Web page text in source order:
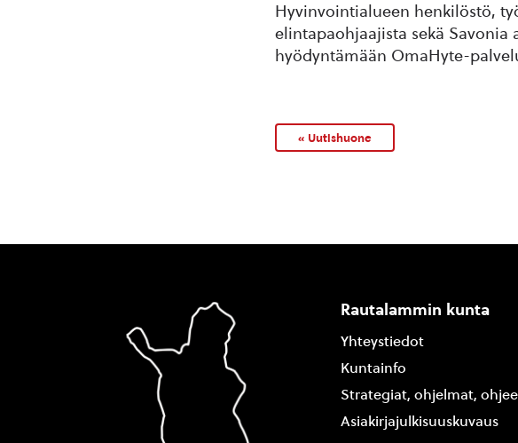
Hyvinvointialueen henkilöstö,
elintapaohjaajista sekä
hyödyntämään OmaHyte-
« Uutishuone
Rautalammin kunta
Yhteystiedot
Kuntainfo
Strategiat, ohjelmat,
Asiakirjajulkisuuskuvaus